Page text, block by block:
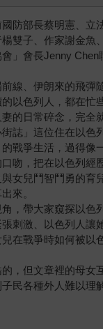
防部長蔡明憲、立
楊雙子、作家謝金魚
」會長Jenny Chen
、伊朗來的飛彈
以色列人，都在忙
日常碎念，完全就
」這位住在以色
戰爭生活，過得像
吻，把在以色列經
女兒鬥智鬥勇的育
來。
帶大家窺探以色
刺激、以色列人讓
在戰爭時如何被以
但文章裡的母女
子民各種外人難以理